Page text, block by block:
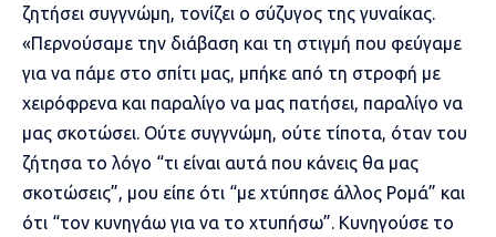
ζητήσει συγγνώμη, τονίζει o σύζυγος της γυναίκας.
«Περνούσαμε την διάβαση και τη στιγμή που φεύγαμε
για να πάμε στο σπίτι μας, μπήκε από τη στροφή με
χειρόφρενα και παραλίγο να μας πατήσει, παραλίγο να
μας σκοτώσει. Ούτε συγγνώμη, ούτε τίποτα, όταν του
ζήτησα το λόγο “τι είναι αυτά που κάνεις θα μας
σκοτώσεις”, μου είπε ότι “με χτύπησε άλλος Ρομά” και
ότι “τον κυνηγάω για να το χτυπήσω”. Κυνηγούσε το